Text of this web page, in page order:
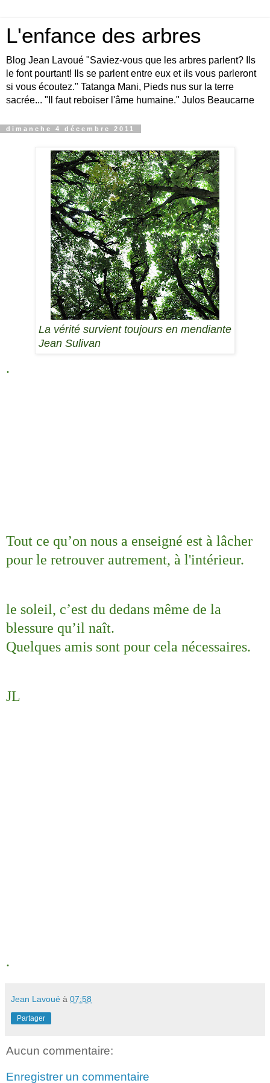
L'enfance des arbres
Blog Jean Lavoué "Saviez-vous que les arbres parlent? Ils
le font pourtant! Ils se parlent entre eux et ils vous parleront
si vous écoutez." Tatanga Mani, Pieds nus sur la terre
sacrée... "Il faut reboiser l'âme humaine." Julos Beaucarne
dimanche 4 décembre 2011
La vérité survient toujours en mendiante
Jean Sulivan
.
Tout ce qu’on nous a enseigné est à lâcher
pour le retrouver autrement, à l'intérieur.
le soleil, c’est du dedans même de la
blessure qu’il naît.
Quelques amis sont pour cela nécessaires.
JL
.
Jean Lavoué à 07:58
Partager
Aucun commentaire:
Enregistrer un commentaire